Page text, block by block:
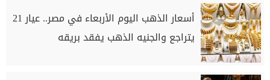
أسعار الذهب اليوم الأربعاء في مصر.. عيار 21
يتراجع والجنيه الذهب يفقد بريقه